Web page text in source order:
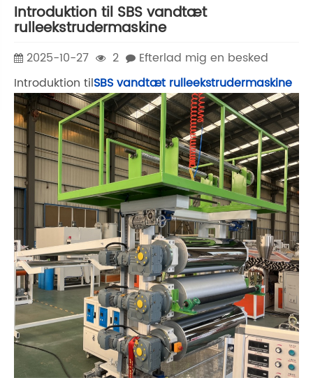
Introduktion til SBS vandtæt
rulleekstrudermaskine
2025-10-27 2
Efterlad mig en besked
Introduktion tilSBS vandtæt rulleekstrudermaskine